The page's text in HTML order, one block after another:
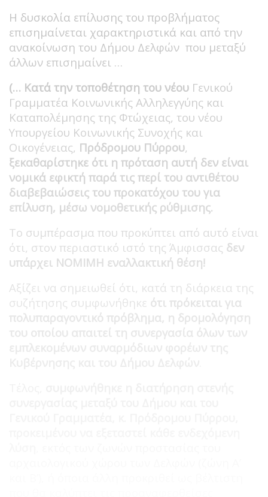
Η δυσκολία επίλυσης του προβλήματος
επισημαίνεται χαρακτηριστικά και από την
ανακοίνωση του Δήμου Δελφών που μεταξύ
άλλων επισημαίνει …
(… Κατά την τοποθέτηση του νέου Γενικού
Γραμματέα Κοινωνικής Αλληλεγγύης και
Καταπολέμησης της Φτώχειας, του νέου
Υπουργείου Κοινωνικής Συνοχής και
Οικογένειας, Πρόδρομου Πύρρου,
ξεκαθαρίστηκε ότι η πρόταση αυτή δεν είναι
νομικά εφικτή παρά τις περί του αντιθέτου
διαβεβαιώσεις του προκατόχου του για
επίλυση, μέσω νομοθετικής ρύθμισης.
Το συμπέρασμα που προκύπτει από αυτό είναι
ότι, στον περιαστικό ιστό της Άμφισσας δεν
υπάρχει ΝΟΜΙΜΗ εναλλακτική θέση!
Αξίζει να σημειωθεί ότι, κατά τη διάρκεια της
συζήτησης συμφωνήθηκε ότι πρόκειται για
πολυπαραγοντικό πρόβλημα, η δρομολόγηση